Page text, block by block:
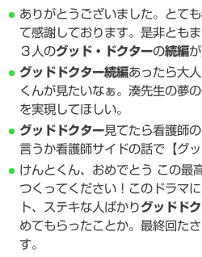
ありがとうございました。とて
て感謝しております。是非とも
３人のグッド・ドクターの続編
グッドドクター続編あったら大
くんが見たいなぁ。湊先生の夢
を実現してほしい。
グッドドクター見てたら看護師
言うか看護師サイドの話で【グ
けんとくん、おめでとう この最
つくってください！このドラマ
ト、ステキな人ばかりグッドド
めてもらったことか。最終回た
す。